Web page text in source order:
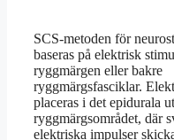
SCS-metoden för
baseras på elektrisk
ryggmärgen eller bakre
ryggmärgsfasciklar.
placeras i det epidurala
ryggmärgsområdet, där
elektriska impulser